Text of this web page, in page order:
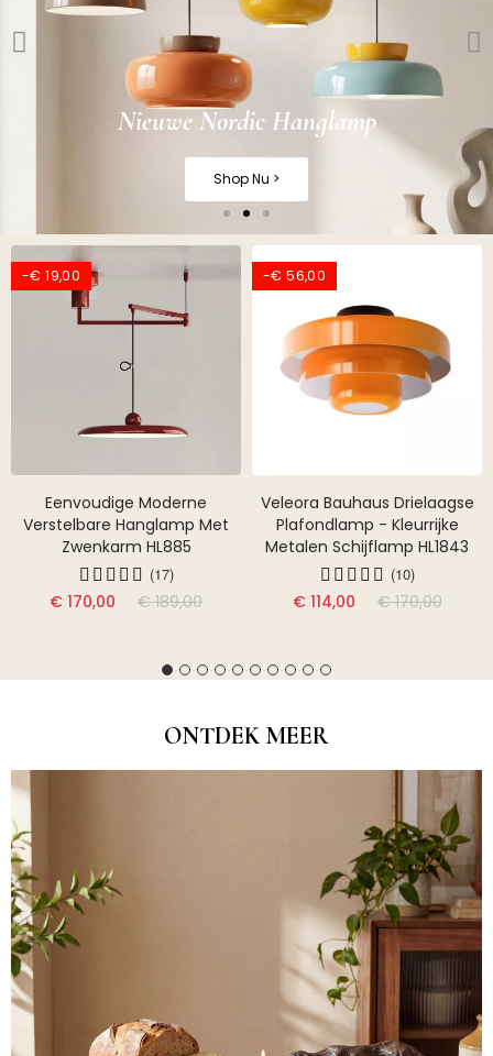
-€ 19,00
Eenvoudige Moderne
Verstelbare Hanglamp Met
Zwenkarm HL885
(17)
€ 170,00 € 189,00
-€ 56,00
Veleora Bauhaus Drielaagse
Plafondlamp - Kleurrijke
Metalen Schijflamp HL1843
(10)
€ 114,00 € 170,00
Nieuwe Nordic Hanglamp
Shop Nu >
ONTDEK MEER